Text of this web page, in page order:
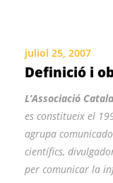
juliol 25, 2007
Definició i
L’Associació
es constitueix el
agrupa
científics,
per comunicar la